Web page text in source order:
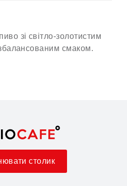
зі світло-золотистим
смаком.
столик